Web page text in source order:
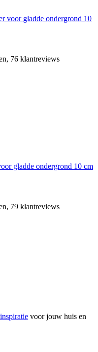
voor gladde ondergrond 10
76 klantreviews
gladde ondergrond 10 cm
79 klantreviews
voor jouw huis en